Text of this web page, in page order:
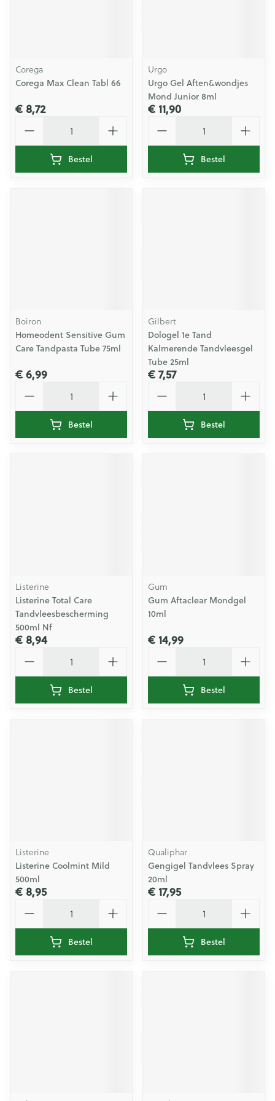
Corega
Corega Max Clean Tabl 66
€ 8,72
Bestel
Urgo
Urgo Gel Aften&wondjes
Mond Junior 8ml
€ 11,90
Bestel
Boiron
Homeodent Sensitive Gum
Care Tandpasta Tube 75ml
€ 6,99
Bestel
Gilbert
Dologel 1e Tand
Kalmerende Tandvleesgel
Tube 25ml
€ 7,57
Bestel
Listerine
Listerine Total Care
Tandvleesbescherming
500ml Nf
€ 8,94
Bestel
Gum
Gum Aftaclear Mondgel
10ml
€ 14,99
Bestel
Listerine
Listerine Coolmint Mild
500ml
€ 8,95
Bestel
Qualiphar
Gengigel Tandvlees Spray
20ml
€ 17,95
Bestel